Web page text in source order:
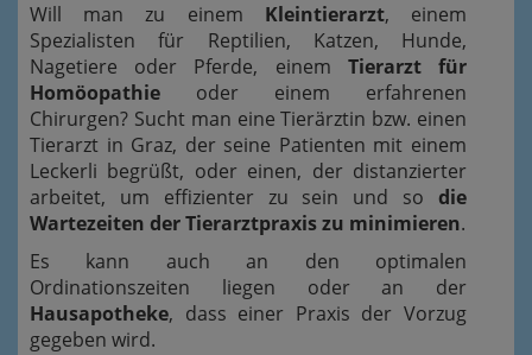
Will man zu einem Kleintierarzt, einem
Spezialisten für Reptilien, Katzen, Hunde,
Nagetiere oder Pferde, einem Tierarzt für
Homöopathie oder einem erfahrenen
Chirurgen? Sucht man eine Tierärztin bzw. einen
Tierarzt in Graz, der seine Patienten mit einem
Leckerli begrüßt, oder einen, der distanzierter
arbeitet, um effizienter zu sein und so die
Wartezeiten der Tierarztpraxis zu minimieren.
Es kann auch an den optimalen
Ordinationszeiten liegen oder an der
Hausapotheke, dass einer Praxis der Vorzug
gegeben wird.